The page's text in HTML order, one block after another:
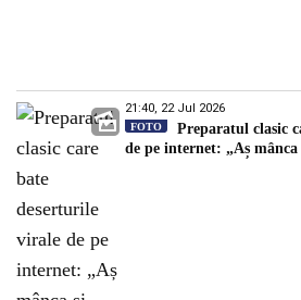
21:40, 22 Jul 2026
FOTO
Preparatul clasic
de pe internet: „Aș